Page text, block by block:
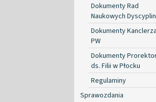
Dokumenty Rad
Naukowych Dyscyplin
Dokumenty Kanclerza
PW
Dokumenty
ds. Filii w Płocku
Regulaminy
Sprawozdania